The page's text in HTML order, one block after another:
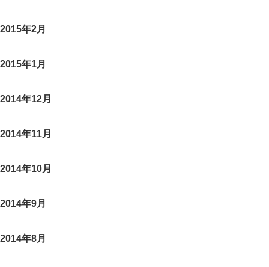
2015年2月
2015年1月
2014年12月
2014年11月
2014年10月
2014年9月
2014年8月